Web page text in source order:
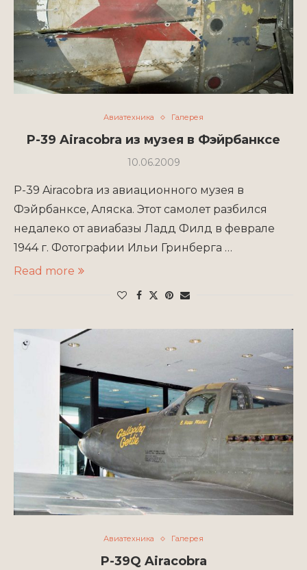
Авиатехника Галерея
P-39 Airacobra из музея в Фэйрбанксе
10.06.2009
P-39 Airacobra из авиационного музея в
Фэйрбанксе, Аляска. Этот самолет разбился
недалеко от авиабазы Ладд Филд в феврале
1944 г. Фотографии Ильи Гринберга …
Read more
Авиатехника Галерея
P-39Q Airacobra